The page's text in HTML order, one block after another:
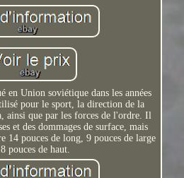
en Union soviétique dans les années
pour le sport, la direction de la
ainsi que par les forces de l'ordre. Il
et des dommages de surface, mais
14 pouces de long, 9 pouces de large
pouces de haut.